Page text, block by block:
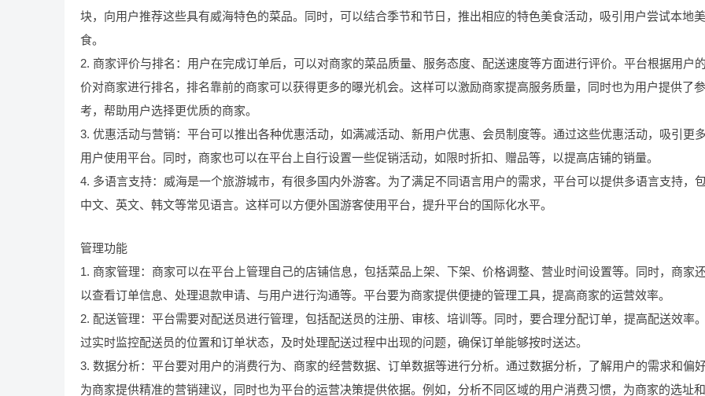
块，向用户推荐这些具有威海特色的菜品。同时，可以结合季节和节日，推出相应的特色美食活动，吸引用户尝试本地美
食。
2. 商家评价与排名：用户在完成订单后，可以对商家的菜品质量、服务态度、配送速度等方面进行评价。平台根据用户
价对商家进行排名，排名靠前的商家可以获得更多的曝光机会。这样可以激励商家提高服务质量，同时也为用户提供了参
考，帮助用户选择更优质的商家。
3. 优惠活动与营销：平台可以推出各种优惠活动，如满减活动、新用户优惠、会员制度等。通过这些优惠活动，吸引更
用户使用平台。同时，商家也可以在平台上自行设置一些促销活动，如限时折扣、赠品等，以提高店铺的销量。
4. 多语言支持：威海是一个旅游城市，有很多国内外游客。为了满足不同语言用户的需求，平台可以提供多语言支持，
中文、英文、韩文等常见语言。这样可以方便外国游客使用平台，提升平台的国际化水平。
管理功能
1. 商家管理：商家可以在平台上管理自己的店铺信息，包括菜品上架、下架、价格调整、营业时间设置等。同时，商家
以查看订单信息、处理退款申请、与用户进行沟通等。平台要为商家提供便捷的管理工具，提高商家的运营效率。
2. 配送管理：平台需要对配送员进行管理，包括配送员的注册、审核、培训等。同时，要合理分配订单，提高配送效率
过实时监控配送员的位置和订单状态，及时处理配送过程中出现的问题，确保订单能够按时送达。
3. 数据分析：平台要对用户的消费行为、商家的经营数据、订单数据等进行分析。通过数据分析，了解用户的需求和偏好
为商家提供精准的营销建议，同时也为平台的运营决策提供依据。例如，分析不同区域的用户消费习惯，为商家的选址